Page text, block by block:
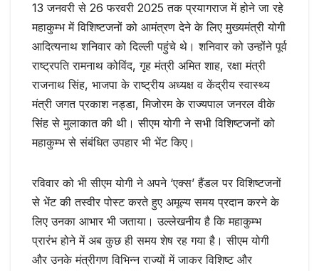
13 जनवरी से 26 फरवरी 2025 तक प्रयागराज में होने जा रहे
महाकुम्भ में विशिष्टजनों को आमंत्रण देने के लिए मुख्यमंत्री योगी
आदित्यनाथ शनिवार को दिल्ली पहुंचे थे। शनिवार को उन्होंने पूर्व
राष्ट्रपति रामनाथ कोविंद, गृह मंत्री अमित शाह, रक्षा मंत्री
राजनाथ सिंह, भाजपा के राष्ट्रीय अध्यक्ष व केंद्रीय स्वास्थ्य
मंत्री जगत प्रकाश नड्डा, मिजोरम के राज्यपाल जनरल वीके
सिंह से मुलाकात की थी। सीएम योगी ने सभी विशिष्टजनों को
महाकुम्भ से संबंधित उपहार भी भेंट किए।
रविवार को भी सीएम योगी ने अपने ‘एक्स’ हैंडल पर विशिष्टजनों
से भेंट की तस्वीर पोस्ट करते हुए अमूल्य समय प्रदान करने के
लिए उनका आभार भी जताया। उल्लेखनीय है कि महाकुम्भ
प्रारंभ होने में अब कुछ ही समय शेष रह गया है। सीएम योगी
और उनके मंत्रीगण विभिन्न राज्यों में जाकर विशिष्ट और